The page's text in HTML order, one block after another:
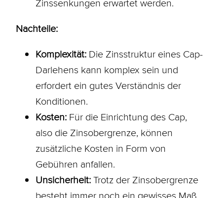
Nachteile:
Komplexität:Die Zinsstruktur eines Cap-
Darlehens kann komplex sein und
erfordert ein gutes Verständnis der
Konditionen.
Kosten:Für die Einrichtung des Cap,
also die Zinsobergrenze, können
zusätzliche Kosten in Form von
Gebühren anfallen.
Unsicherheit:Trotz der Zinsobergrenze
besteht immer noch ein gewisses Maß